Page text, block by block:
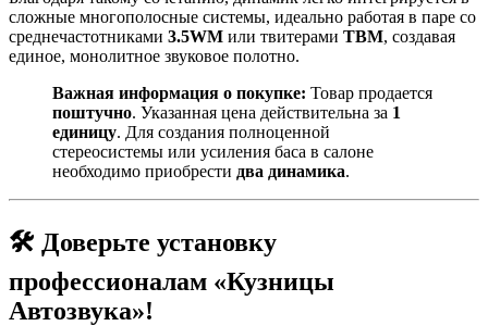
сложные многополосные системы, идеально работая в паре со
среднечастотниками 3.5WM или твитерами TBM, создавая
единое, монолитное звуковое полотно.
Важная информация о покупке: Товар продается
поштучно. Указанная цена действительна за 1
единицу. Для создания полноценной
стереосистемы или усиления баса в салоне
необходимо приобрести два динамика.
🛠️ Доверьте установку
профессионалам «Кузницы
Автозвука»!